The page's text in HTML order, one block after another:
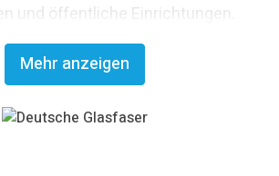
und öffentliche Einrichtungen.
strebt den flächendeckenden
an und trägt damit maßgeblich
Fortschritt Deutschlands bei. Mit
Planungs- und Bauverfahren ist
Mehr anzeigen